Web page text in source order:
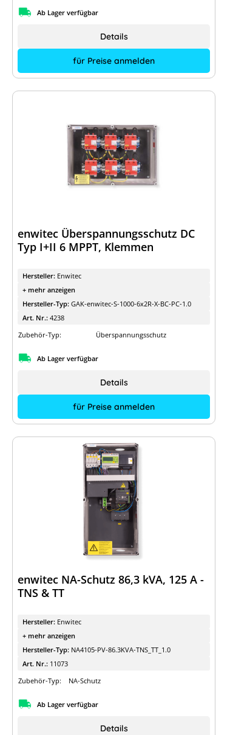
Ab Lager verfügbar
für Preise anmelden
Details
enwitec Überspannungsschutz DC
Typ I+II 6 MPPT, Klemmen
Hersteller: Enwitec
+ mehr anzeigen
Hersteller-Typ: GAK-enwitec-S-1000-6x2R-X-BC-PC-1.0
Art. Nr.: 4238
Zubehör-Typ:
Überspannungsschutz
Ab Lager verfügbar
für Preise anmelden
Details
enwitec NA-Schutz 86,3 kVA, 125 A -
TNS & TT
Hersteller: Enwitec
+ mehr anzeigen
Hersteller-Typ: NA4105-PV-86.3KVA-TNS_TT_1.0
Art. Nr.: 11073
Zubehör-Typ:
NA-Schutz
Ab Lager verfügbar
Details